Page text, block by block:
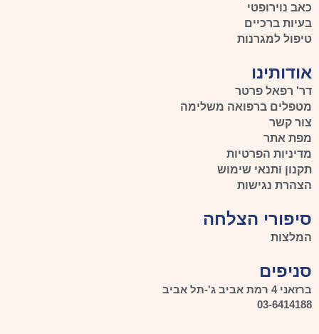
כאב נוירופטי
בעיות ברכיים
טיפול למגרנות
אודותינו
דר' רפאל פרטר
מטפלים ברפואה משלימה
צור קשר
מפת אתר
מדיניות הפרטיות
תקנון ותנאי שימוש
הצהרת נגישות
סיפורי הצלחה
המלצות
סניפים
ברזאני 4 רמת אביב ג'-תל אביב
03-6414188